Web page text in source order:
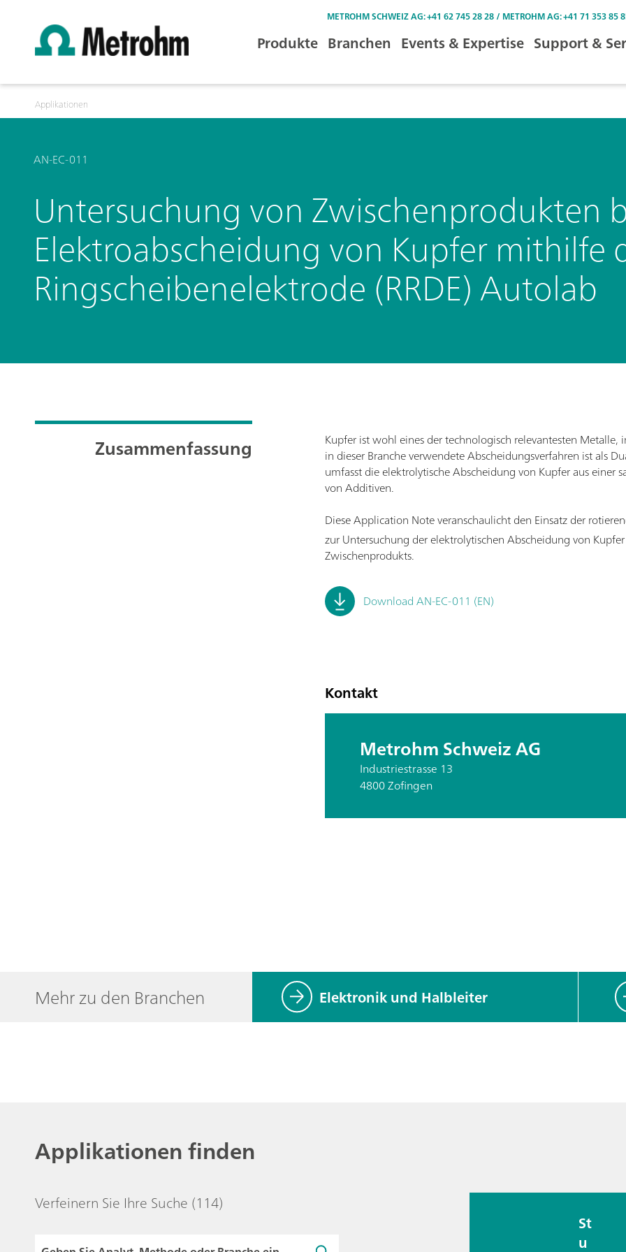
METROHM SCHWEIZ AG: +41 62 745 28 28 / METROHM AG: +41 71 353 85
Produkte Branchen Events & Expertise Support &
Applikationen
AN-EC-011
Untersuchung von Zwischenprodukten
Elektroabscheidung von Kupfer mithilfe
Ringscheibenelektrode (RRDE) Autolab
Zusammenfassung
Kupfer ist wohl eines der technologisch relevantesten
in dieser Branche verwendete Abscheidungsverfahren ist als
umfasst die elektrolytische Abscheidung von Kupfer aus einer
von Additiven.
Diese Application Note veranschaulicht den Einsatz der
zur Untersuchung der elektrolytischen Abscheidung von
Zwischenprodukts.
Download AN-EC-011 (EN)
Kontakt
Metrohm Schweiz AG
Industriestrasse 13
4800 Zofingen
Mehr zu den Branchen Elektronik und Halbleiter
Applikationen finden
Verfeinern Sie Ihre Suche (114)
St
u